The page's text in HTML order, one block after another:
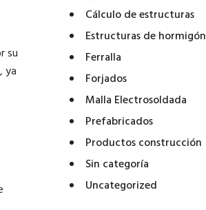
su
ya
Cálculo de estructuras
Estructuras de hormigón
Ferralla
Forjados
Malla Electrosoldada
Prefabricados
Productos construcción
Sin categoría
Uncategorized